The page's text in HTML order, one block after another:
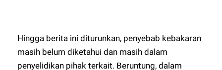
Hingga berita ini diturunkan, penyebab kebakaran
masih belum diketahui dan masih dalam
penyelidikan pihak terkait. Beruntung, dalam